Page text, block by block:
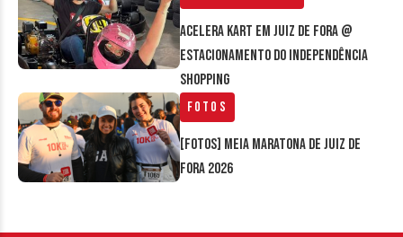
Acelera Kart em Juiz de Fora @
estacionamento do Independência
Shopping
Fotos
[FOTOS] Meia Maratona de Juiz de
Fora 2026